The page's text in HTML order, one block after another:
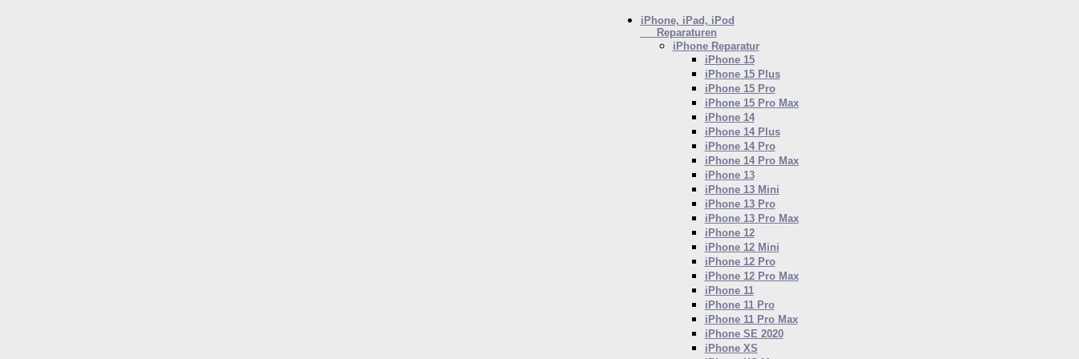
iPhone, iPad, iPod
Reparaturen
iPhoneReparatur
iPhone 15
iPhone 15 Plus
iPhone 15 Pro
iPhone 15 Pro Max
iPhone 14
iPhone 14 Plus
iPhone 14 Pro
iPhone 14 Pro Max
iPhone 13
iPhone 13 Mini
iPhone 13 Pro
iPhone 13 Pro Max
iPhone 12
iPhone 12 Mini
iPhone 12 Pro
iPhone 12 Pro Max
iPhone 11
iPhone 11 Pro
iPhone 11 Pro Max
iPhone SE 2020
iPhone XS